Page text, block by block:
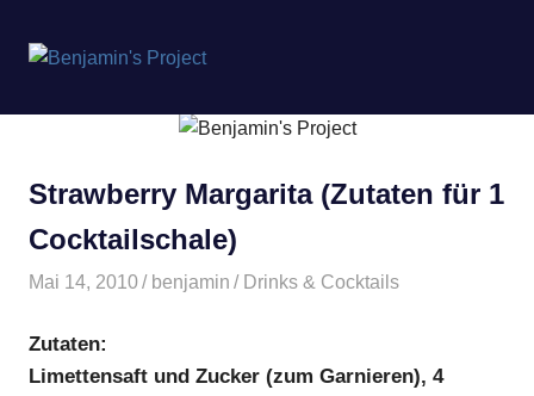
springen
Project
Strawberry Margarita (Zutaten für 1
Cocktailschale)
Mai 14, 2010 benjamin Drinks & Cocktails
Zutaten:
Limettensaft und Zucker (zum Garnieren), 4